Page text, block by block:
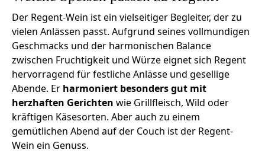
Der Regent-Wein ist ein vielseitiger Begleiter, der zu
vielen Anlässen passt. Aufgrund seines vollmundigen
Geschmacks und der harmonischen Balance
zwischen Fruchtigkeit und Würze eignet sich Regent
hervorragend für festliche Anlässe und gesellige
Abende. Er harmoniert besonders gut mit
herzhaften Gerichten wie Grillfleisch, Wild oder
kräftigen Käsesorten. Aber auch zu einem
gemütlichen Abend auf der Couch ist der Regent-
Wein ein Genuss.